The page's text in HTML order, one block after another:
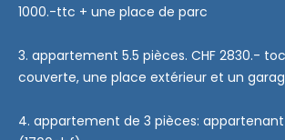
1000.-ttc + une place de parc
3. appartement 5.5 pièces. CHF 2830.-
couverte, une place extérieur et un
4. appartement de 3 pièces: